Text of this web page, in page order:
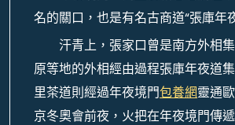
名的關口，也是有名古商道“張庫年
汗青上，張家口曾是南方外相
原等地的外相經由過程張庫年夜道
里茶道則經過年夜境門包養網靈通
京冬奧會前夜，火把在年夜境門傳